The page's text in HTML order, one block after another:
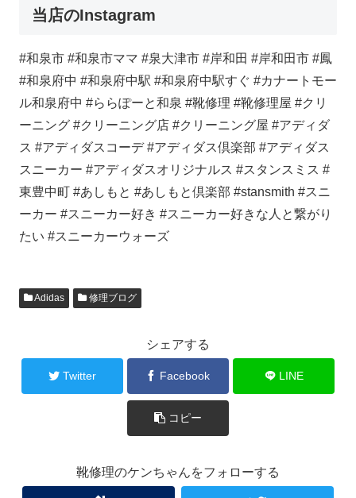
当店のInstagram
#和泉市 #和泉市ママ #泉大津市 #岸和田 #岸和田市 #鳳
#和泉府中 #和泉府中駅 #和泉府中駅すぐ #カナートモー
ル和泉府中 #ららぽーと和泉 #靴修理 #靴修理屋 #クリ
ーニング #クリーニング店 #クリーニング屋 #アディダ
ス #アディダスコーデ #アディダス倶楽部 #アディダス
スニーカー #アディダスオリジナルス #スタンスミス #
東豊中町 #あしもと #あしもと倶楽部 #stansmith #スニ
ーカー #スニーカー好き #スニーカー好きな人と繋がり
たい #スニーカーウォーズ
Adidas 修理ブログ
シェアする
Twitter Facebook LINE
コピー
靴修理のケンちゃんをフォローする